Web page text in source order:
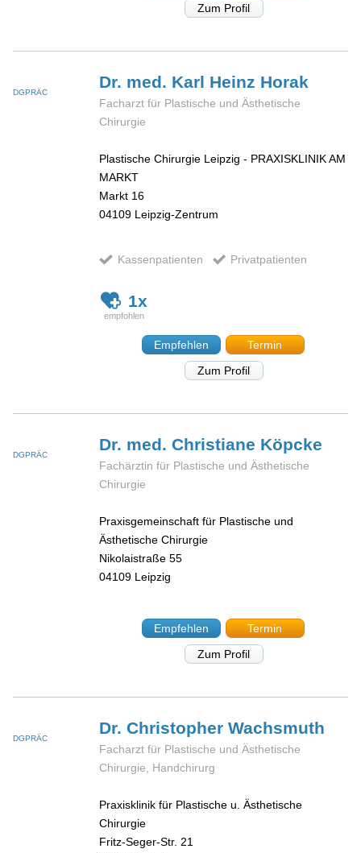
Zum Profil
DGPRÄC
Dr. med. Karl Heinz Horak
Facharzt für Plastische und Ästhetische
Chirurgie
Plastische Chirurgie Leipzig - PRAXISKLINIK AM
MARKT
Markt 16
04109 Leipzig-Zentrum
Kassenpatienten Privatpatienten
1x
Empfehlen
Termin
Zum Profil
DGPRÄC
Dr. med. Christiane Köpcke
Fachärztin für Plastische und Ästhetische
Chirurgie
Praxisgemeinschaft für Plastische und
Ästhetische Chirurgie
Nikolaistraße 55
04109 Leipzig
Empfehlen
Termin
Zum Profil
DGPRÄC
Dr. ChristopherWachsmuth
Facharzt für Plastische und Ästhetische
Chirurgie, Handchirurg
Praxisklinik für Plastische u. Ästhetische
Chirurgie
Fritz-Seger-Str. 21